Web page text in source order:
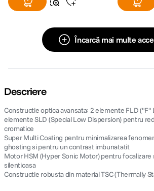
Încarcă mai multe
Descriere
Constructie optica avansata: 2 elemente FLD ("F"
elemente SLD (Special Low Dispersion) pentru
cromatice
Super Multi Coating pentru minimalizarea
ghosting si pentru un contrast imbunatatit
Motor HSM (Hyper Sonic Motor) pentru focalizare
silentioasa
Constructie robusta din material TSC (Thermally